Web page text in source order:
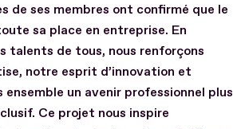
de ses membres ont confirmé que le
sa place en entreprise. En
talents de tous, nous renforçons
notre esprit d’innovation et
ensemble un avenir professionnel plus
Ce projet nous inspire